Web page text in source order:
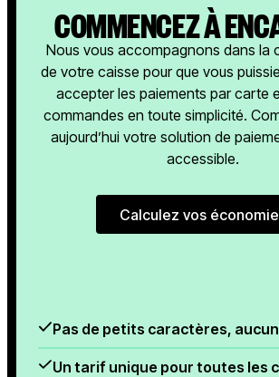
COMMENCEZ À
Nous vous accompagnons dans la
de votre caisse pour que vous
accepter les paiements par carte
commandes en toute simplicité.
aujourd’hui votre solution de
accessible.
Calculez vos
Pas de petits caractères,
Un tarif unique pour toutes les